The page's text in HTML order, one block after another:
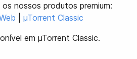
nossos produtos premium:
µTorrent Classic
em µTorrent Classic.